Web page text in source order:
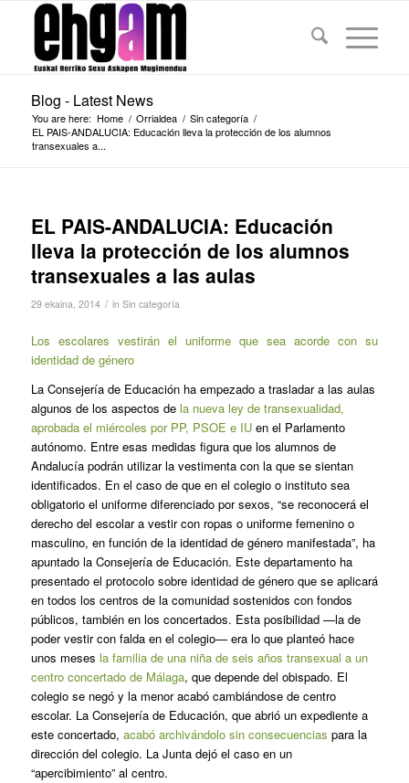
Blog - Latest News
You are here: Home / Orrialdea / Sin categoría /
EL PAIS-ANDALUCIA: Educación lleva la protección de los alumnos
transexuales a...
EL PAIS-ANDALUCIA: Educación
lleva la protección de los alumnos
transexuales a las aulas
29 ekaina, 2014 / in Sin categoría
Los escolares vestirán el uniforme que sea acorde con su
identidad de género
La Consejería de Educación ha empezado a trasladar a las aulas
algunos de los aspectos de la nueva ley de transexualidad,
aprobada el miércoles por PP, PSOE e IUen el Parlamento
autónomo. Entre esas medidas figura que los alumnos de
Andalucía podrán utilizar la vestimenta con la que se sientan
identificados. En el caso de que en el colegio o instituto sea
obligatorio el uniforme diferenciado por sexos, “se reconocerá el
derecho del escolar a vestir con ropas o uniforme femenino o
masculino, en función de la identidad de género manifestada”, ha
apuntado la Consejería de Educación. Este departamento ha
presentado el protocolo sobre identidad de género que se aplicará
en todos los centros de la comunidad sostenidos con fondos
públicos, también en los concertados. Esta posibilidad —la de
poder vestir con falda en el colegio— era lo que planteó hace
unos meses la familia de una niña de seis años transexual a un
centro concertado de Málaga, que depende del obispado. El
colegio se negó y la menor acabó cambiándose de centro
escolar. La Consejería de Educación, que abrió un expediente a
este concertado, acabó archivándolo sin consecuencias para la
dirección del colegio. La Junta dejó el caso en un
“apercibimiento” al centro.